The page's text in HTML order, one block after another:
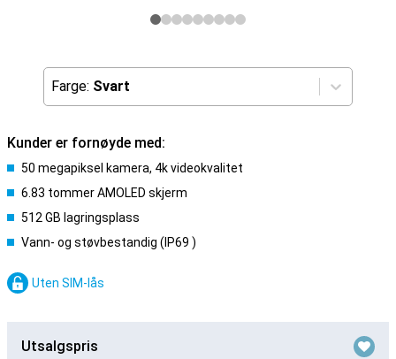
Farge: Svart
Kunder er fornøyde med:
50 megapiksel kamera, 4k videokvalitet
6.83 tommer AMOLED skjerm
512 GB lagringsplass
Vann- og støvbestandig (IP69 )
Uten SIM-lås
Utsalgspris